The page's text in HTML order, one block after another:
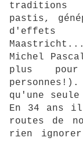
traditions
pastis,
d'effets
Michel
plus
qu'une
En 34 ans
routes de
rien